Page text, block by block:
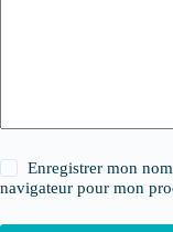
Enregistrer mon
navigateur pour mon